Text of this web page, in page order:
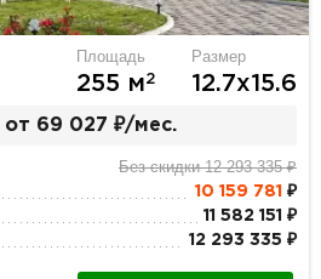
Площадь
255 м2
Размер
12.7х15.6
от 69 027 ₽/мес.
Без скидки 12 293 335 ₽
10 159 781 ₽
11 582 151 ₽
12 293 335 ₽